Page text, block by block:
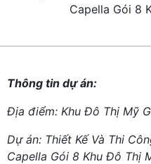
Capella Gói 8
Thông tin dự án:
Địa điểm: Khu Đô Thị Mỹ
Dự án: Thiết Kế Và Thi
Capella Gói 8 Khu Đô Thị